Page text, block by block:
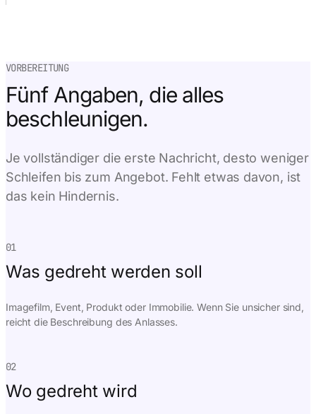
VORBEREITUNG
Fünf Angaben, die alles
beschleunigen.
Je vollständiger die erste Nachricht, desto weniger
Schleifen bis zum Angebot. Fehlt etwas davon, ist
das kein Hindernis.
01
Was gedreht werden soll
Imagefilm, Event, Produkt oder Immobilie. Wenn Sie unsicher sind,
reicht die Beschreibung des Anlasses.
02
Wo gedreht wird